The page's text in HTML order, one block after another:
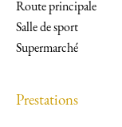
Route principale
Salle de sport
Supermarché
Prestations